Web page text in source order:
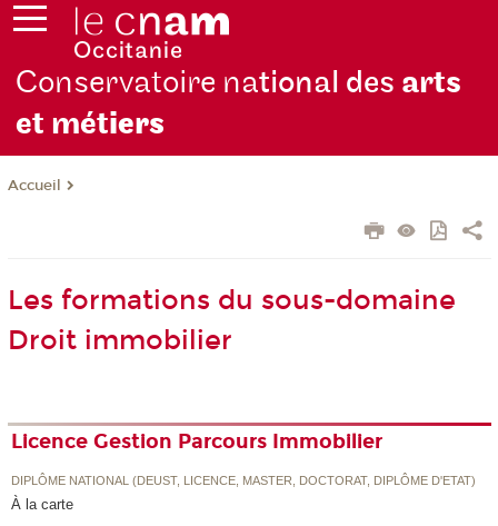
Conservatoire national des arts
et métiers
Accueil
Les formations du sous-domaine
Droit immobilier
Licence Gestion Parcours Immobilier
DIPLÔME NATIONAL (DEUST, LICENCE, MASTER, DOCTORAT, DIPLÔME D'ETAT)
À la carte